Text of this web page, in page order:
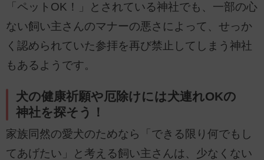
「ペットOK！」とされている神社でも、一部の心
ない飼い主さんのマナーの悪さによって、せっか
く認められていた参拝を再び禁止してしまう神社
もあるようです。
犬の健康祈願や厄除けには犬連れOKの
神社を探そう！
家族同然の愛犬のためなら「できる限り何でもし
てあげたい」と考える飼い主さんは、少なくない